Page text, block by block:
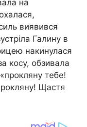
на
виявився
Галину в
накинулася
косу, обзивала
тебе!
Щастя